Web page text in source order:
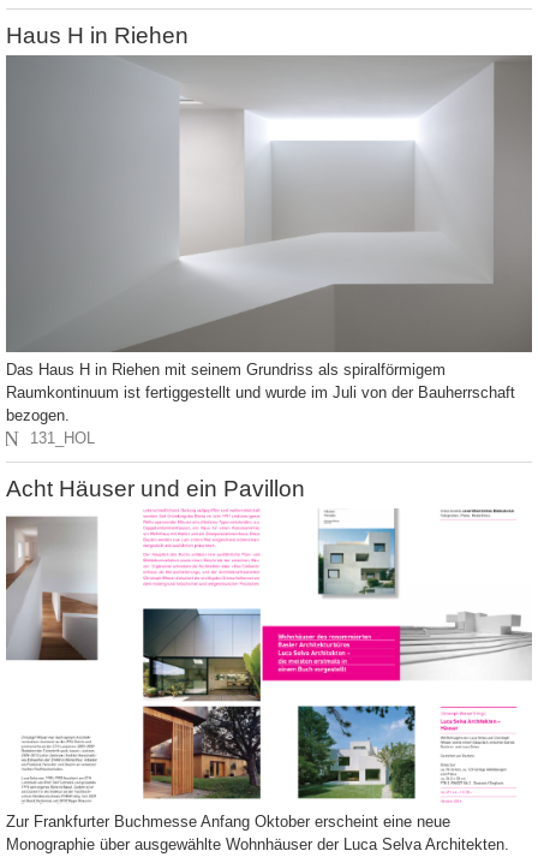
Haus H in Riehen
Das Haus H in Riehen mit seinem Grundriss als spiralförmigem
Raumkontinuum ist fertiggestellt und wurde im Juli von der Bauherrschaft
bezogen.
N 131_HOL
Acht Häuser und ein Pavillon
Zur Frankfurter Buchmesse Anfang Oktober erscheint eine neue
Monographie über ausgewählte Wohnhäuser der Luca Selva Architekten.